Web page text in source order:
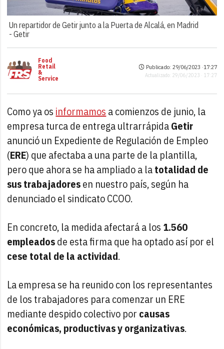
Un repartidor de Getir junto a la Puerta de Alcalá, en Madrid
-Getir
Food
Retail
&
Service
Publicado: 29/06/2023 ·17:27
Actualizado: 29/06/2023 · 17:27
Como ya os informamos a comienzos de junio, la
empresa turca de entrega ultrarrápidaGetir
anunció un Expediente de Regulación de Empleo
(ERE) que afectaba a una parte de la plantilla,
pero que ahora se ha ampliado a latotalidad de
sus trabajadoresen nuestro país, según ha
denunciado el sindicato CCOO.
En concreto, la medida afectará a los 1.560
empleadosde esta firma que ha optado así por el
cese total de la actividad.
La empresa se ha reunido con los representantes
de los trabajadores para comenzar un ERE
mediante despido colectivo por causas
económicas, productivas y organizativas.